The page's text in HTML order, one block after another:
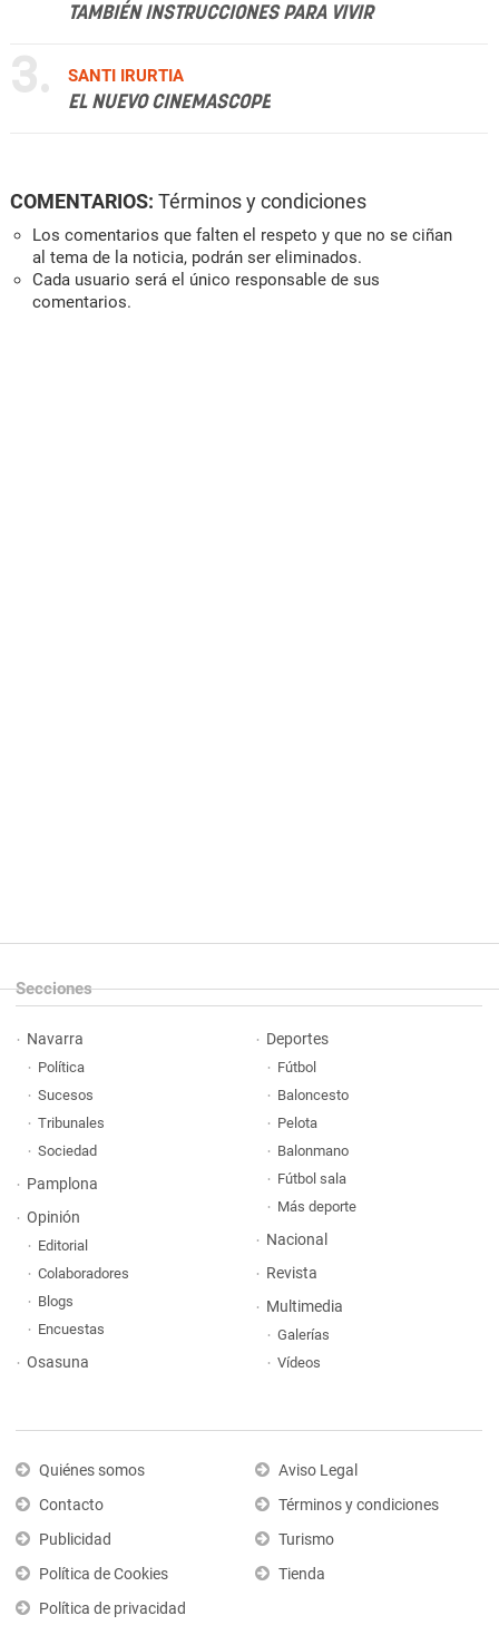
TAMBIÉN INSTRUCCIONES PARA VIVIR
3.
SANTI IRURTIA
EL NUEVO CINEMASCOPE
COMENTARIOS: Términos y condiciones
Los comentarios que falten el respeto y que no se ciñan
al tema de la noticia, podrán ser eliminados.
Cada usuario será el único responsable de sus
comentarios.
Secciones
Navarra
Política
Sucesos
Tribunales
Sociedad
Pamplona
Opinión
Editorial
Colaboradores
Blogs
Encuestas
Osasuna
Deportes
Fútbol
Baloncesto
Pelota
Balonmano
Fútbol sala
Más deporte
Nacional
Revista
Multimedia
Galerías
Vídeos
Quiénes somos
Contacto
Publicidad
Política de Cookies
Política de privacidad
Aviso Legal
Términos y condiciones
Turismo
Tienda